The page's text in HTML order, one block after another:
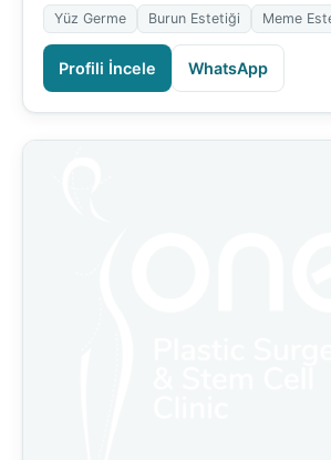
Yüz Germe Burun Estetiği Meme
Profili İncele WhatsApp